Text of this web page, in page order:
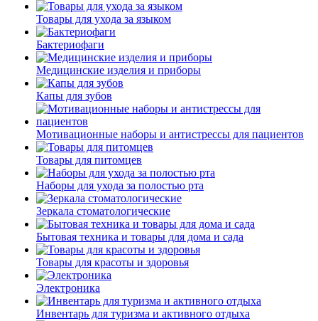
Товары для ухода за языком
Бактериофаги
Медицинские изделия и приборы
Капы для зубов
Мотивационные наборы и антистрессы для пациентов
Товары для питомцев
Наборы для ухода за полостью рта
Зеркала стоматологические
Бытовая техника и товары для дома и сада
Товары для красоты и здоровья
Электроника
Инвентарь для туризма и активного отдыха